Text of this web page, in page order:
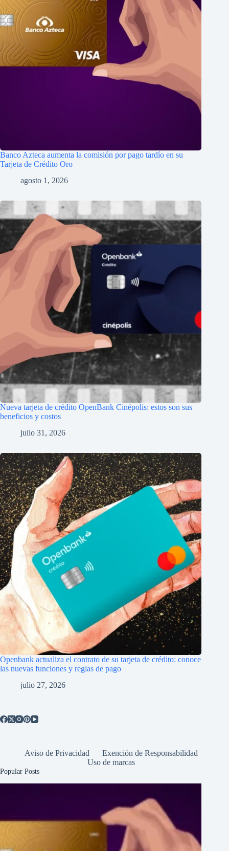
Banco Azteca aumenta la comisión por pago tardío en su
Tarjeta de Crédito Oro
agosto 1, 2026
Nueva tarjeta de crédito OpenBank Cinépolis: estos son sus
beneficios y costos
julio 31, 2026
Openbank actualiza el contrato de su tarjeta de crédito: conoce
las nuevas funciones y reglas de pago
julio 27, 2026
Aviso de Privacidad
Exención de Responsabilidad
Uso de marcas
Popular Posts